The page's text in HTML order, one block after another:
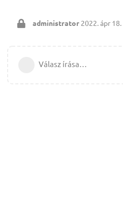
administrator 2022. ápr 18.
Válasz írása…